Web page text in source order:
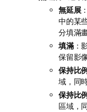
無延展
中的某
分填滿
填滿：
保留影
保持比例
域，同
保持比
區域，